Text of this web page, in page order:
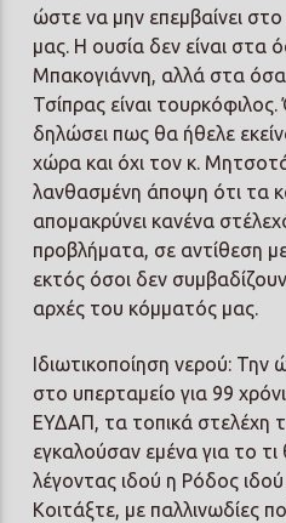
ώστε να μην επεμβαίνει
μας. Η ουσία δεν είναι στα
Μπακογιάννη, αλλά στα
Τσίπρας είναι
δηλώσει πως θα ήθελε
χώρα και όχι τον κ.
λανθασμένη άποψη ότι τα
απομακρύνει κανένα
προβλήματα, σε αντίθεση
εκτός όσοι δεν συμβαδίζουν
αρχές του κόμματός μας.
Ιδιωτικοποίηση νερού:
στο υπερταμείο για 99
ΕΥΔΑΠ, τα τοπικά στελέχη
εγκαλούσαν εμένα για το
λέγοντας ιδού η Ρόδος
Κοιτάξτε, με παλλινωδίες